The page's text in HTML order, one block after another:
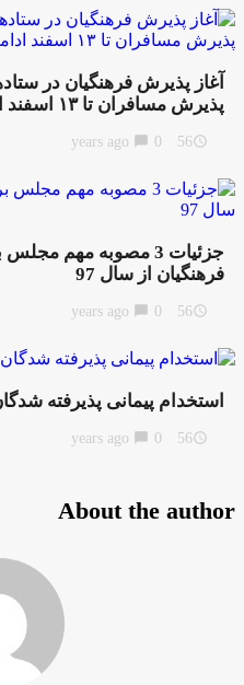
آغاز پذیرش فرهنگیان در
پذیرش مسافران تا ۱۳ اسفند ادامه دارد
access_time
56 years ago
chat_bubble
جزئیات 3 مصوبه مهم
فرهنگیان از سال 97
access_time
56 years ago
chat_bubble
استخدام پیمانی پذیرفته‌
access_time
56 years ago
chat_bubble
About the author